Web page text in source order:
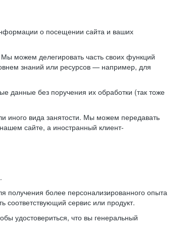
о посещении сайта и ваших
можем делегировать часть своих функций
знаний или ресурсов — например, для
данные без поручения их обработки (так тоже
иного вида занятости. Мы можем передавать
сайте, а иностранный клиент-
получения более персонализированного опыта
соответствующий сервис или продукт.
удостовериться, что вы генеральный